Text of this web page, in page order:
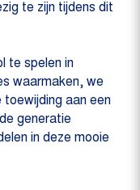
te zijn tijdens dit
te spelen in
waarmaken, we
toewijding aan een
generatie
in deze mooie